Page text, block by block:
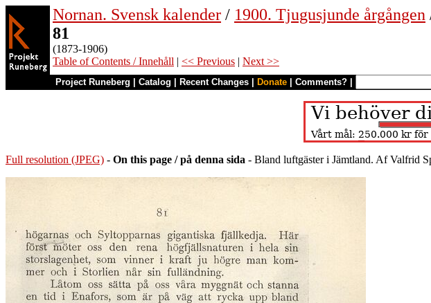
Nornan. Svensk kalender / 1900. Tjugusjunde årgången
81
(1873-1906)
Table of Contents / Innehåll | << Previous | Next >>
Project Runeberg Catalog Recent Changes Donate Comments?
Full resolution (JPEG) - On this page / på denna sida - Bland luftgäster i Jämtland. Af Valfrid